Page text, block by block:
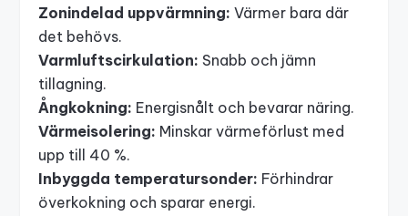
Zonindelad uppvärmning: Värmer bara där
det behövs.
Varmluftscirkulation: Snabb och jämn
tillagning.
Ångkokning: Energisnålt och bevarar näring.
Värmeisolering: Minskar värmeförlust med
upp till 40 %.
Inbyggda temperatursonder: Förhindrar
överkokning och sparar energi.